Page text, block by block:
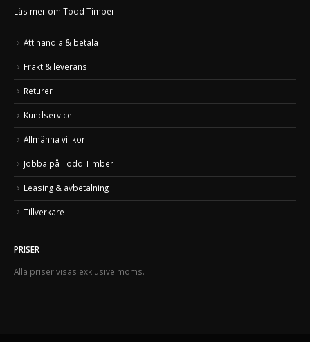
Läs mer om Todd Timber
Att handla & betala
Frakt & leverans
Returer
Kundservice
Allmänna villkor
Jobba på Todd Timber
Leasing & avbetalning
Tillverkare
PRISER
Alla priser visas exklusive moms.